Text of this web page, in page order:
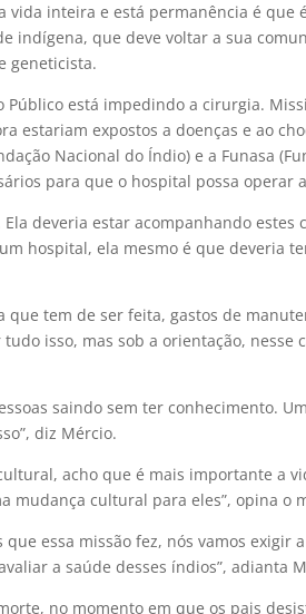
vida inteira e está permanência é que
indígena, que deve voltar a sua
geneticista.
está impedindo a cirurgia.
estariam expostos a doenças e ao
Nacional do Índio) e a Funasa
para que o hospital possa operar
deveria estar acompanhando estes
hospital, ela mesmo é que deveria
que tem de ser feita, gastos de
isso, mas sob a orientação, nesse
saindo sem ter conhecimento.
diz Mércio.
acho que é mais importante a
mudança cultural para eles”, opina o
que essa missão fez, nós vamos
a saúde desses índios”, adianta
no momento em que os pais